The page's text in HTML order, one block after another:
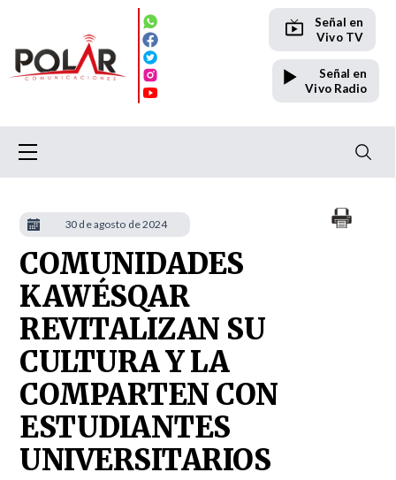
Señal en
Vivo TV
Señal en
Vivo Radio
COMUNIDADES
KAWÉSQAR
REVITALIZAN SU
CULTURA Y LA
COMPARTEN CON
ESTUDIANTES
UNIVERSITARIOS
30 de agosto de 2024